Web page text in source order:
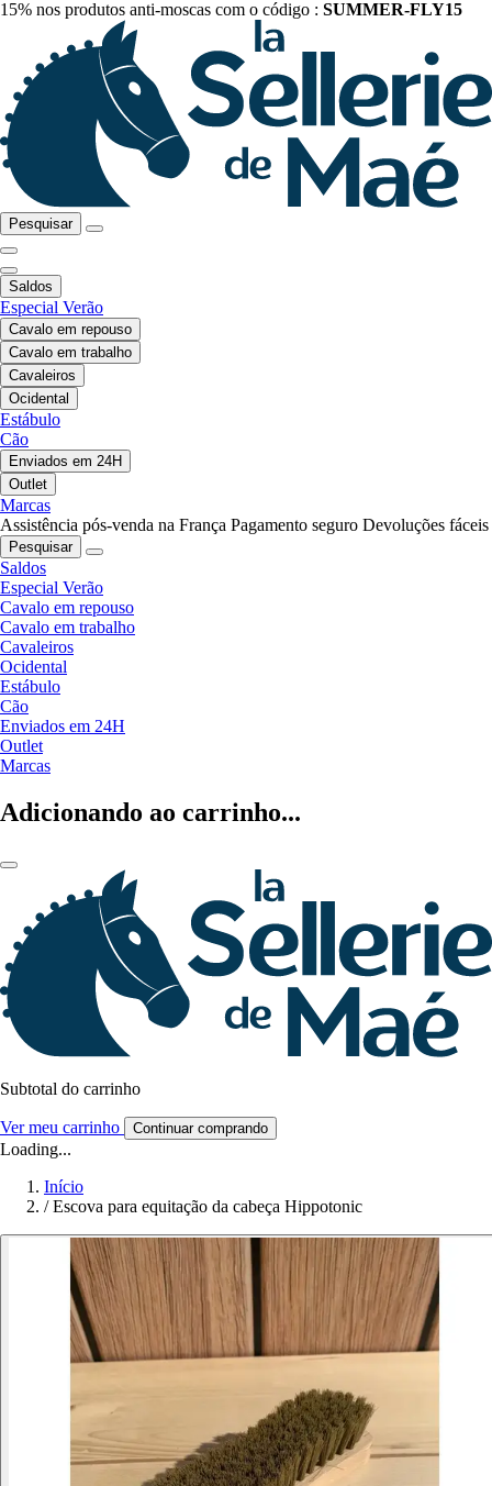
15% nos produtos anti-moscas com o código : SUMMER-FLY15
Pesquisar
Saldos
Especial Verão
Cavalo em repouso
Cavalo em trabalho
Cavaleiros
Ocidental
Estábulo
Cão
Enviados em 24H
Outlet
Marcas
Assistência pós-venda na França Pagamento seguro Devoluções fáceis
Pesquisar
Saldos
Especial Verão
Cavalo em repouso
Cavalo em trabalho
Cavaleiros
Ocidental
Estábulo
Cão
Enviados em 24H
Outlet
Marcas
Adicionando ao carrinho...
Subtotal do carrinho
Ver meu carrinho Continuar comprando
Loading...
Início
/ Escova para equitação da cabeça Hippotonic